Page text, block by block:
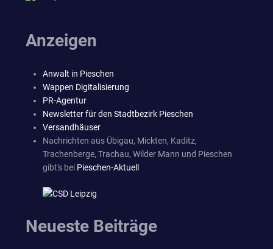
Anzeigen
Anwalt in Pieschen
Wappen Digitalisierung
PR-Agentur
Newsletter für den Stadtbezirk Pieschen
Versandhäuser
Nachrichten aus Übigau, Mickten, Kaditz,
Trachenberge, Trachau, Wilder Mann und Pieschen
gibt's bei Pieschen-Aktuell
Neueste Beiträge